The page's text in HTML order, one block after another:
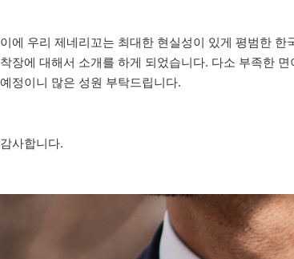
이에 우리 제네리꼬는 최대한 현실성이 있게 평범한
착장에 대해서 소개를 하게 되었습니다. 다소 부족한
예정이니 많은 성원 부탁드립니다.
감사합니다.